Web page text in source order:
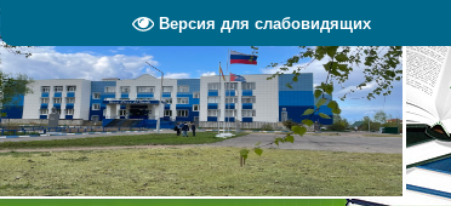
Версия для слабовидящих